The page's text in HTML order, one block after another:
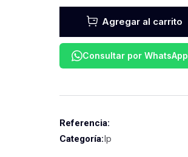
Agregar al carrito
Consultar por WhatsApp
Referencia:
Categoría:Ip